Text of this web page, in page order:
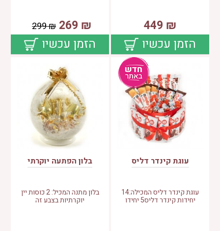
₪
449
הזמן עכשיו
₪
269
₪
299
הזמן עכשיו
עוגת קינדר דליס
עוגת קינדר דליס המכילה:14
יחידות קינדר דליס5 יחידו
בלון הפתעה יוקרתי
בלון מתנה המכיל: 2 כוסות יין
יוקרתיות בצבע זה